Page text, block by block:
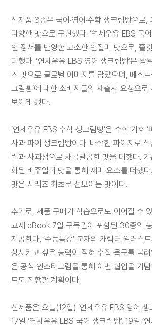
리
점
신
청
지
사
신제품 3종은 국어·영어·수학 생크림빵으로,
다양한 맛으로 구현했다. ‘연세우유 EBS 국
인 정서를 반영한 고소한 인절미 맛으로, 쫄
더했다. ‘연세우유 EBS 영어 생크림빵’은 짭
즈 맛으로 글로벌 이미지를 담았으며, 베스트
크림빵’에 대한 소비자들의 재출시 요청으로
보이게 됐다.
‘연세우유 EBS 수학 생크림빵’은 수학 기호
사과 파이 생크림빵이다. 바삭한 파이지로
림과 사과잼으로 새콤달콤한 맛을 더했다.
화된 비주얼과 맛을 통해 재미 요소를 더했다
맛은 시리즈 최초로 선보이는 맛이다.
추가로, 제품 구매가 학습으로도 이어질 수
교재 eBook 7일 구독권이 포함된 30종의
제공한다. ‘수능특강’ 교재의 캐릭터 일러스
상시키고 싶은 능력이 적혀 수집 욕구를 불
은 공식 인스타그램을 통해 이번 협업을 기
트도 진행할 계획이다.
신제품은 오늘(12일) ‘연세우유 EBS 영어 생
17일 ‘연세우유 EBS 국어 생크림빵’, 19일 ‘